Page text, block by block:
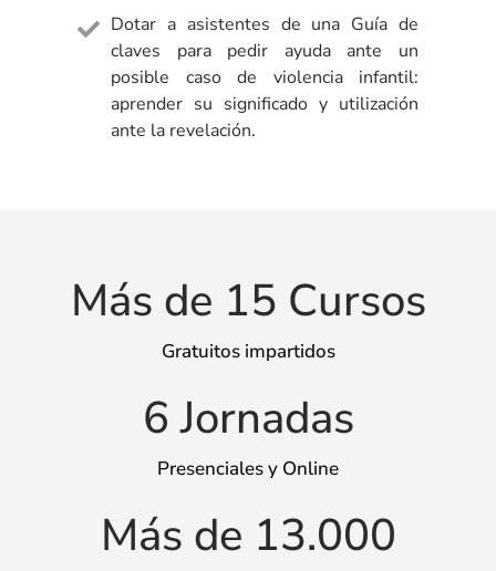
Dotar a asistentes de una Guía de
claves para pedir ayuda ante un
posible caso de violencia infantil:
aprender su significado y utilización
ante la revelación.
Más de 15 Cursos
Gratuitos impartidos
6 Jornadas
Presenciales y Online
Más de 13.000